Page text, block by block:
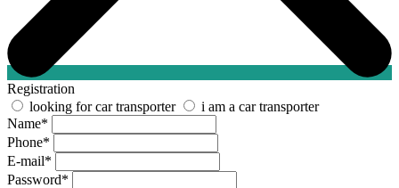
Registration
looking for car transporter
i am a car transporter
Name*
Phone*
E-mail*
Password*